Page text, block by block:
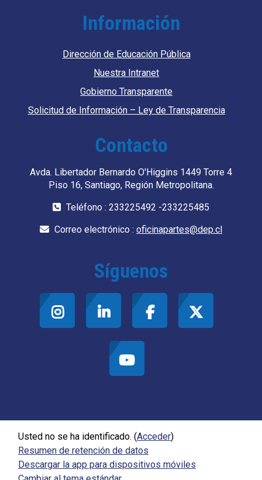
Información
Dirección de Educación Pública
Nuestra Intranet
Gobierno Transparente
Solicitud de Información – Ley de Transparencia
Contacto
Avda. Libertador Bernardo O'Higgins 1449 Torre 4
Piso 16, Santiago, Región Metropolitana.
Teléfono : 233225492 -233225485
Correo electrónico : oficinapartes@dep.cl
Síguenos
Usted no se ha identificado. (Acceder)
Resumen de retención de datos
Descargar la app para dispositivos móviles